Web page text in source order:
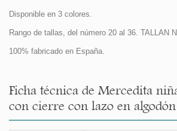
Disponible en 3 colores.
Rango de tallas, del número 20 al 36. TALLAN
100% fabricado en España.
Ficha técnica de Mercedita
con cierre con lazo en algodón